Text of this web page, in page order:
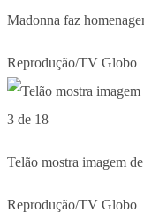
Madonna faz
Reprodução/TV Globo
3 de 18
Telão mostra imagem
Reprodução/TV Globo